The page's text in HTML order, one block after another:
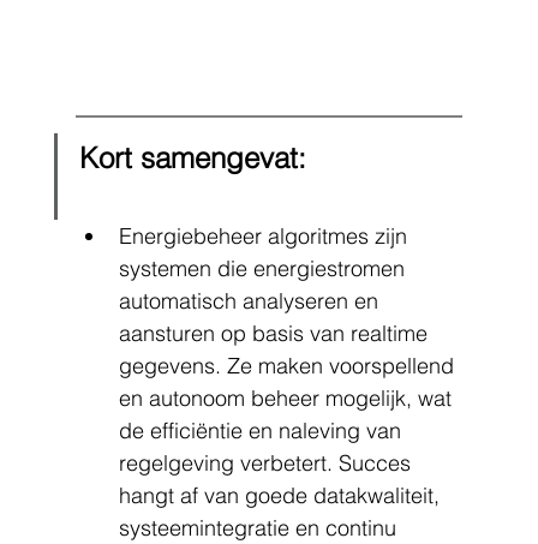
Kort samengevat:
Energiebeheer algoritmes zijn
systemen die energiestromen
automatisch analyseren en
aansturen op basis van realtime
gegevens. Ze maken voorspellend
en autonoom beheer mogelijk, wat
de efficiëntie en naleving van
regelgeving verbetert. Succes
hangt af van goede datakwaliteit,
systeemintegratie en continu